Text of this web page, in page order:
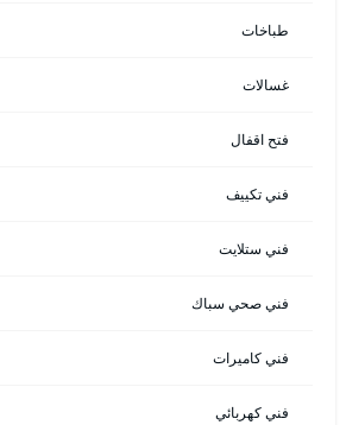
طباخات
غسالات
فتح اقفال
فني تكييف
فني ستلايت
فني صحي سباك
فني كاميرات
فني كهربائي